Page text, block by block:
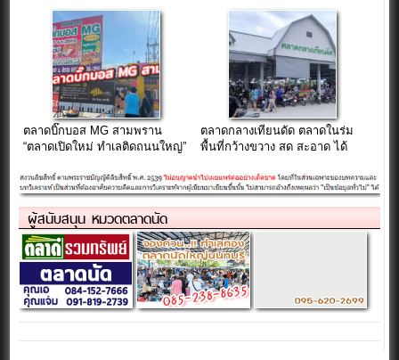
นครชื่นชุ่ม
ตลาดบิ๊กบอส MG สามพราน
“ตลาดเปิดใหม่ ทำเลติดถนนใหญ่”
ตลาดกลางเทียนดัด ตลาดในร่ม
พื้นที่กว้างขวาง สด สะอาด ได้
ผู้สนับสนุน หมวดตลาดนัด